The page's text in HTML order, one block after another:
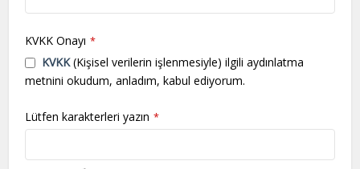
KVKK Onayı *
KVKK(Kişisel verilerin işlenmesiyle) ilgili aydınlatma
metnini okudum, anladım, kabul ediyorum.
Lütfen karakterleri yazın *